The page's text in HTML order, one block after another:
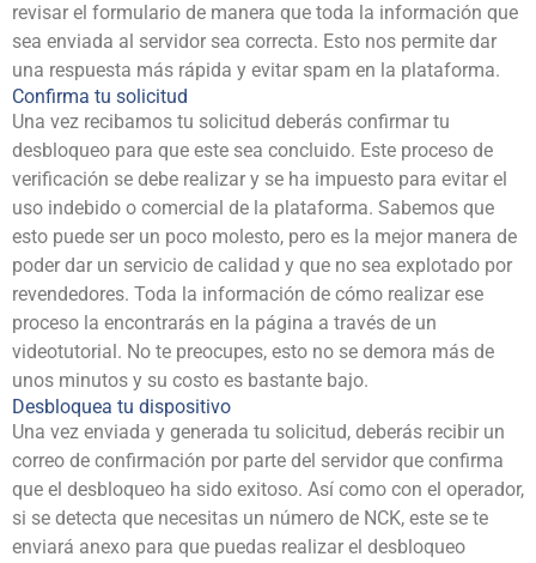
revisar el formulario de manera que toda la información que
sea enviada al servidor sea correcta. Esto nos permite dar
una respuesta más rápida y evitar spam en la plataforma.
Confirma tu solicitud
Una vez recibamos tu solicitud deberás confirmar tu
desbloqueo para que este sea concluido. Este proceso de
verificación se debe realizar y se ha impuesto para evitar el
uso indebido o comercial de la plataforma. Sabemos que
esto puede ser un poco molesto, pero es la mejor manera de
poder dar un servicio de calidad y que no sea explotado por
revendedores. Toda la información de cómo realizar ese
proceso la encontrarás en la página a través de un
videotutorial. No te preocupes, esto no se demora más de
unos minutos y su costo es bastante bajo.
Desbloquea tu dispositivo
Una vez enviada y generada tu solicitud, deberás recibir un
correo de confirmación por parte del servidor que confirma
que el desbloqueo ha sido exitoso. Así como con el operador,
si se detecta que necesitas un número de NCK, este se te
enviará anexo para que puedas realizar el desbloqueo